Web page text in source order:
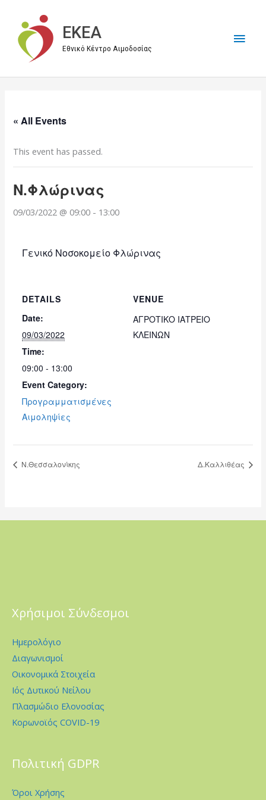
περιεχόμενο
EKEA
Εθνικό Κέντρο Αιμοδοσίας
« All Events
This event has passed.
Ν.Φλώρινας
09/03/2022 @ 09:00 - 13:00
Γενικό Νοσοκομείο Φλώρινας
DETAILS
Date:
09/03/2022
Time:
09:00 - 13:00
Event Category:
Προγραμματισμένες
Αιμοληψίες
VENUE
ΑΓΡΟΤΙΚΟ ΙΑΤΡΕΙΟ
ΚΛΕΙΝΩΝ
Ν.Θεσσαλονίκης Δ.Καλλιθέας
Χρήσιμοι Σύνδεσμοι
Ημερολόγιο
Διαγωνισμοί
Οικονομικά Στοιχεία
Ιός Δυτικού Νείλου
Πλασμώδιο Ελονοσίας
Κορωνοϊός COVID-19
Πολιτική GDPR
Όροι Χρήσης